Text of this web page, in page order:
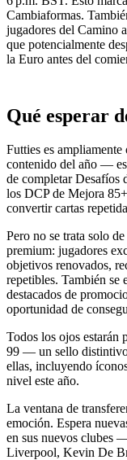
Cambiaformas.
jugadores del Camino
que potencialmente
la Euro antes del
Qué esperar
Futties es
contenido del año —
de completar Desafíos
los DCP de Mejora
convertir cartas
Pero no se trata solo
premium: jugadores
objetivos renovados,
repetibles. También se
destacados de
oportunidad de
Todos los ojos estarán
99 — un sello
ellas, incluyendo
nivel este año.
La ventana de
emoción. Espera
en sus nuevos clubes
Liverpool, Kevin De